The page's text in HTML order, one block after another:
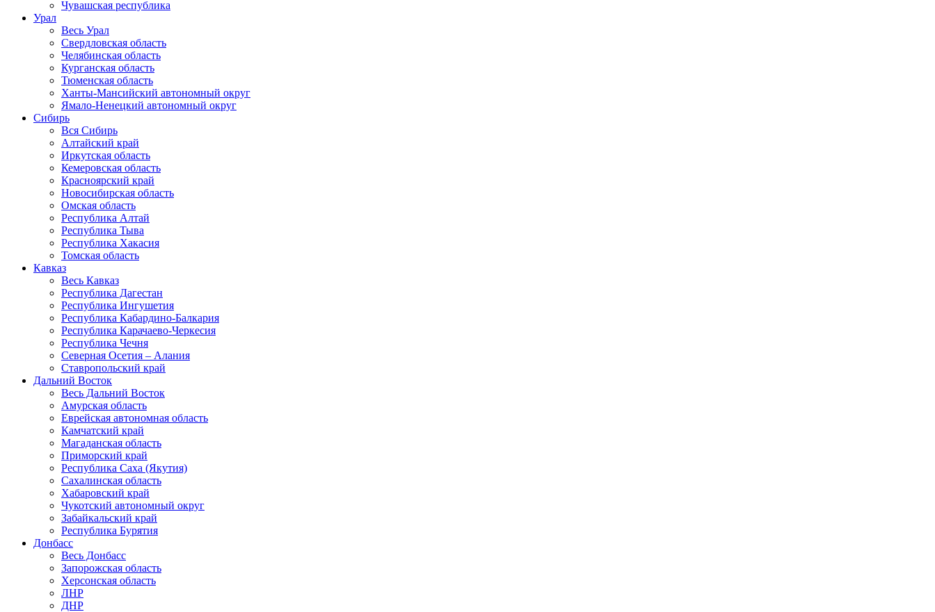
Чувашская республика
Урал
Весь Урал
Свердловская область
Челябинская область
Курганская область
Тюменская область
Ханты-Мансийский автономный округ
Ямало-Ненецкий автономный округ
Сибирь
Вся Сибирь
Алтайский край
Иркутская область
Кемеровская область
Красноярский край
Новосибирская область
Омская область
Республика Алтай
Республика Тыва
Республика Хакасия
Томская область
Кавказ
Весь Кавказ
Республика Дагестан
Республика Ингушетия
Республика Кабардино-Балкария
Республика Карачаево-Черкесия
Республика Чечня
Северная Осетия – Алания
Ставропольский край
Дальний Восток
Весь Дальний Восток
Амурская область
Еврейская автономная область
Камчатский край
Магаданская область
Приморский край
Республика Саха (Якутия)
Сахалинская область
Хабаровский край
Чукотский автономный округ
Забайкальский край
Республика Бурятия
Донбасс
Весь Донбасс
Запорожская область
Херсонская область
ЛНР
ДНР